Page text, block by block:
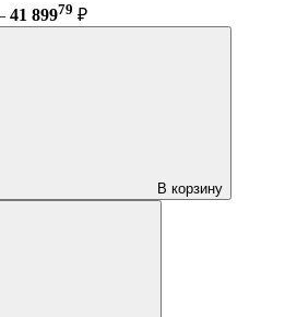
41 89979 ₽
В корзину